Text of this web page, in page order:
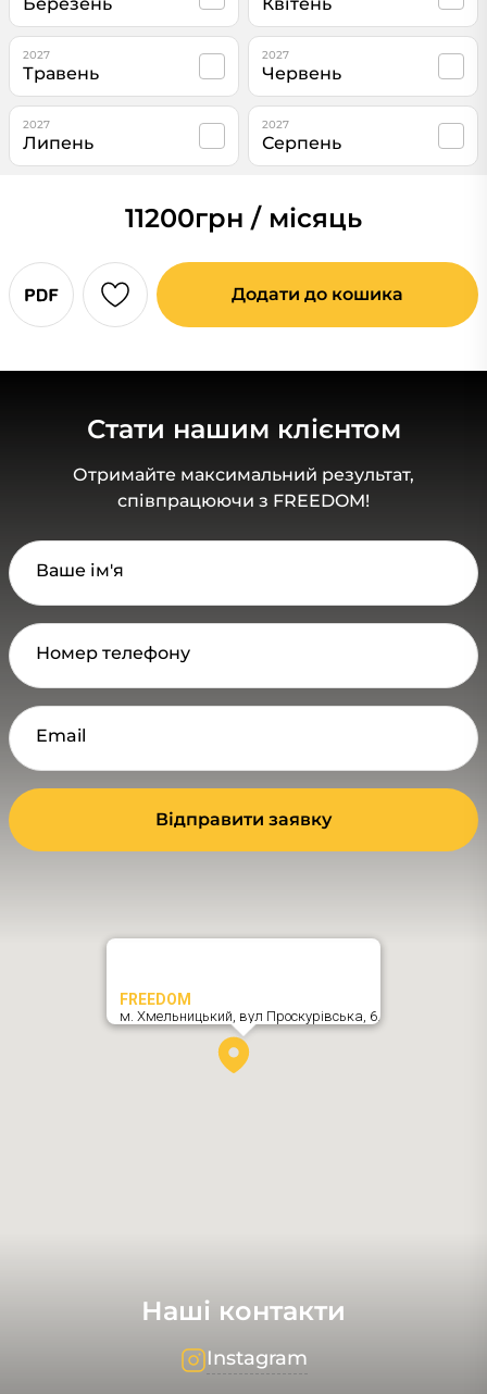
2027
Травень
2027
Червень
2027
Липень
2027
Серпень
11200грн / місяць
Додати до кошика
Стати нашим клієнтом
Отримайте максимальний результат,
співпрацюючи з FREEDOM!
Ваше ім'я
Номер телефону
Email
Відправити заявку
Наші контакти
Instagram
FREEDOM
м. Хмельницький, вул Проскурівська, 6,